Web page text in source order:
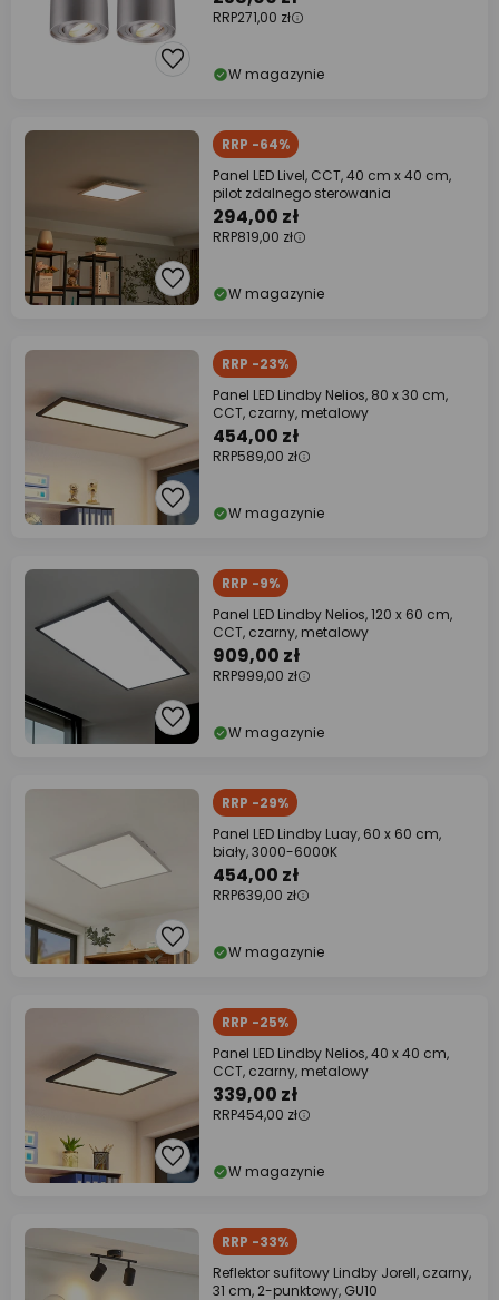
RRP271,00 zł
W magazynie
RRP -64%
Panel LED Livel, CCT, 40 cm x 40 cm,
pilot zdalnego sterowania
294,00 zł
RRP819,00 zł
W magazynie
RRP -23%
Panel LED Lindby Nelios, 80 x 30 cm,
CCT, czarny, metalowy
454,00 zł
RRP589,00 zł
W magazynie
RRP -9%
Panel LED Lindby Nelios, 120 x 60 cm,
CCT, czarny, metalowy
909,00 zł
RRP999,00 zł
W magazynie
RRP -29%
Panel LED Lindby Luay, 60 x 60 cm,
biały, 3000-6000K
454,00 zł
RRP639,00 zł
W magazynie
RRP -25%
Panel LED Lindby Nelios, 40 x 40 cm,
CCT, czarny, metalowy
339,00 zł
RRP454,00 zł
W magazynie
RRP -33%
Reflektor sufitowy Lindby Jorell, czarny,
31 cm, 2-punktowy, GU10